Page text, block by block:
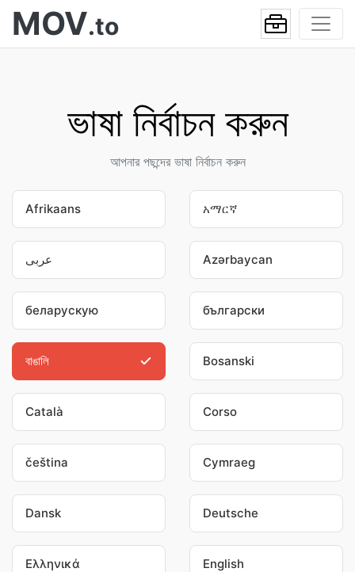
MOV.to
ভাষা নির্বাচন করুন
আপনার পছন্দের ভাষা নির্বাচন করুন
Afrikaans አማርኛ
عربى Azərbaycan
беларускую български
বাঙালি Bosanski
Català Corso
čeština Cymraeg
Dansk Deutsche
Ελληνικά English